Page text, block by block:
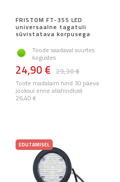
FRISTOM FT-355 LED
universaalne tagatuli
süvistatava korpusega
Toode saadaval suurtes
kogustes
29,30 €
24,90 €
Toote madalaim hind 30 päeva
jooksul enne allahindlust:
26,40 €
EDUTAMISEL